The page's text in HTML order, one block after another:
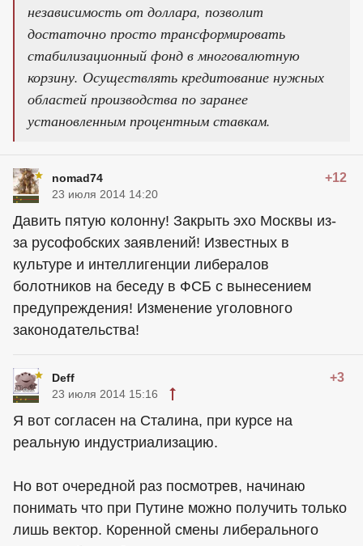
независимость от доллара, позволит
достаточно просто трансформировать
стабилизационный фонд в многовалютную
корзину. Осуществлять кредитование нужных
областей производства по заранее
установленным процентным ставкам.
nomad74 +12
23 июля 2014 14:20
Давить пятую колонну! Закрыть эхо Москвы из-
за русофобских заявлений! Известных в
культуре и интеллигенции либералов
болотников на беседу в ФСБ с вынесением
предупреждения! Изменение уголовного
законодательства!
Deff +3
23 июля 2014 15:16
Я вот согласен на Сталина, при курсе на
реальную индустриализацию.
Но вот очередной раз посмотрев, начинаю
понимать что при Путине можно получить только
лишь вектор. Коренной смены либерального